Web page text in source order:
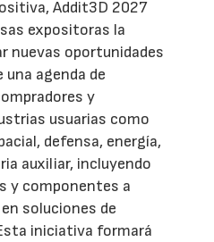
Addit3D 2027
expositoras la
nuevas oportunidades
agenda de
y
usuarias como
defensa, energía,
auxiliar, incluyendo
y componentes a
soluciones de
iniciativa formará